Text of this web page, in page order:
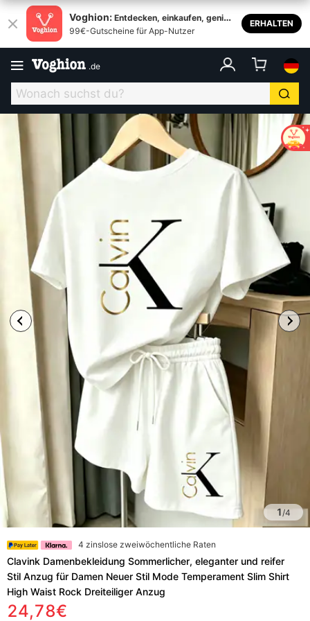
Voghion: Entdecken, einkaufen, genieß
en
99€-Gutscheine für App-Nutzer
ERHALTEN
.de
1/4
4 zinslose zweiwöchentliche Raten
Clavink Damenbekleidung Sommerlicher, eleganter und reifer
Stil Anzug für Damen Neuer Stil Mode Temperament Slim Shirt
High Waist Rock Dreiteiliger Anzug
24,78€